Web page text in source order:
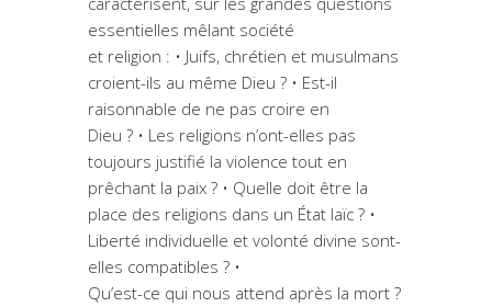
essentielles mêlant société
et religion : • Juifs, chrétien et musulmans
croient-ils au même Dieu ? • Est-il
raisonnable de ne pas croire en
Dieu ? • Les religions n’ont-elles pas
toujours justifié la violence tout en
prêchant la paix ? • Quelle doit être la
place des religions dans un État laïc ? •
Liberté individuelle et volonté divine sont-
elles compatibles ? •
Qu’est-ce qui nous attend après la mort ?